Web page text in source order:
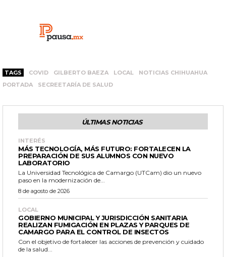
TAGS COVID GILBERTO BAEZA LOCAL
NOTICIAS CHIHUAHUA
PORTADA
SECREETARÍA DE SALUD
ÚLTIMAS NOTICIAS
INTERÉS
MÁS TECNOLOGÍA, MÁS FUTURO: FORTALECEN LA
PREPARACIÓN DE SUS ALUMNOS CON NUEVO
LABORATORIO
La Universidad Tecnológica de Camargo (UTCam) dio un nuevo
paso en la modernización de...
8 de agosto de 2026
LOCAL
GOBIERNO MUNICIPAL Y JURISDICCIÓN SANITARIA
REALIZAN FUMIGACIÓN EN PLAZAS Y PARQUES DE
CAMARGO PARA EL CONTROL DE INSECTOS
Con el objetivo de fortalecer las acciones de prevención y cuidado
de la salud...